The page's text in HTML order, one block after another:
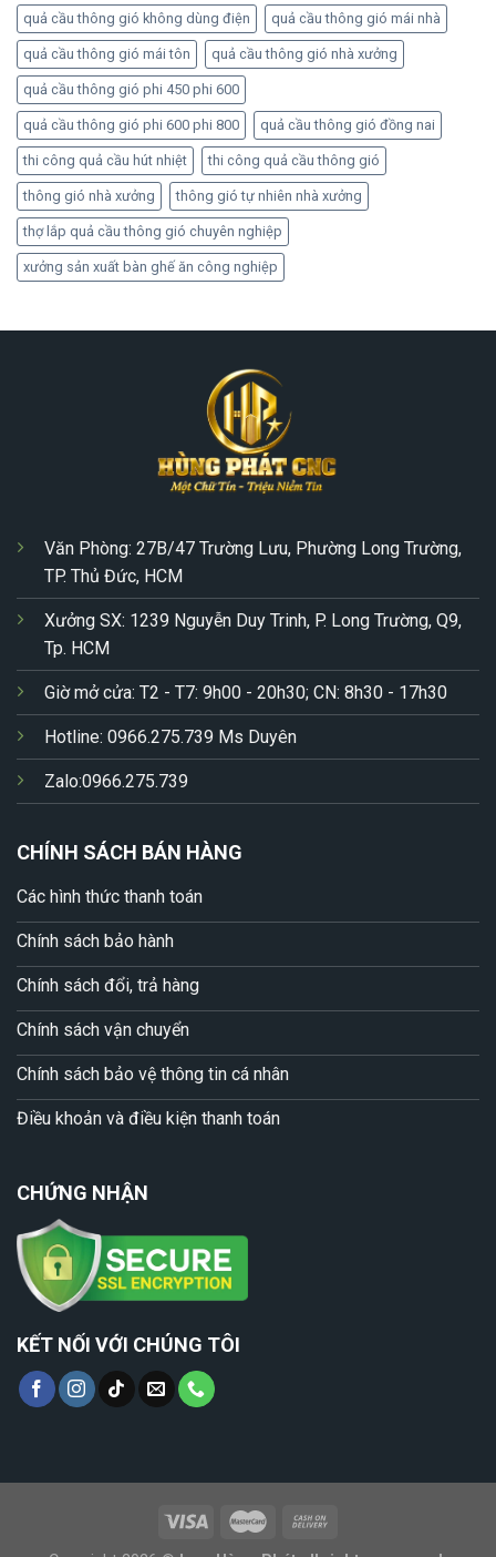
quả cầu thông gió không dùng điện quả cầu thông gió mái nhà
quả cầu thông gió mái tôn quả cầu thông gió nhà xưởng
quả cầu thông gió phi 450 phi 600
quả cầu thông gió phi 600 phi 800 quả cầu thông gió đồng nai
thi công quả cầu hút nhiệt thi công quả cầu thông gió
thông gió nhà xưởng thông gió tự nhiên nhà xưởng
thợ lắp quả cầu thông gió chuyên nghiệp
xưởng sản xuất bàn ghế ăn công nghiệp
Văn Phòng: 27B/47 Trường Lưu, Phường Long Trường,
TP. Thủ Đức, HCM
Xưởng SX: 1239 Nguyễn Duy Trinh, P. Long Trường, Q9,
Tp. HCM
Giờ mở cửa: T2 - T7: 9h00 - 20h30; CN: 8h30 - 17h30
Hotline: 0966.275.739 Ms Duyên
Zalo:0966.275.739
CHÍNH SÁCH BÁN HÀNG
Các hình thức thanh toán
Chính sách bảo hành
Chính sách đổi, trả hàng
Chính sách vận chuyển
Chính sách bảo vệ thông tin cá nhân
Điều khoản và điều kiện thanh toán
CHỨNG NHẬN
KẾT NỐI VỚI CHÚNG TÔI